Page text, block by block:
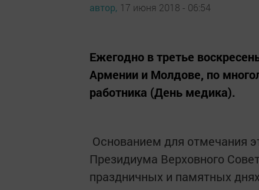
автор, 17 июня 2018 - 06:54
Ежегодно в третье
Армении и Молдове, по
работника (День медика).
Основанием для отмечания
Президиума Верховного
праздничных и памятных